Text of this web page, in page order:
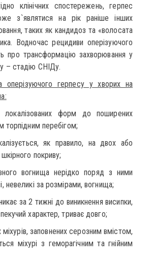
клінічних спостережень, герпес
з`являтися на рік раніше інших
таких як кандидоз та «волосата
Водночас рецидиви оперізуючого
про трансформацію захворювання у
– стадію СНІДу.
оперізуючого герпесу у хворих на
форм до поширених
торпідним перебігом;
як правило, на двох або
покриву;
вогнища нерідко поряд з ними
невеликі за розмірами, вогнища;
за 2 тижні до виникнення висипки,
характер, триває довго;
заповнених серозним вмістом,
міхурі з геморагічним та гнійним